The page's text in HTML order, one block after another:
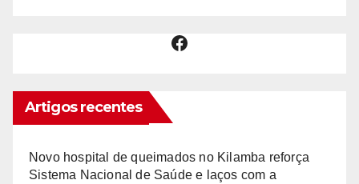
Facebook
Artigos recentes
Novo hospital de queimados no Kilamba reforça
Sistema Nacional de Saúde e laços com a